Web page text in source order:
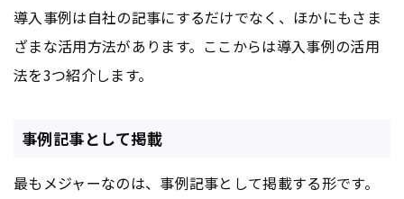
導入事例は自社の記事にするだけでなく、ほかにもさま
ざまな活用方法があります。ここからは導入事例の活用
法を3つ紹介します。
事例記事として掲載
最もメジャーなのは、事例記事として掲載する形です。